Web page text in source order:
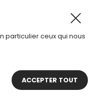
d’ouverture : 8h30
particulier ceux qui nous
ACCEPTER TOUT